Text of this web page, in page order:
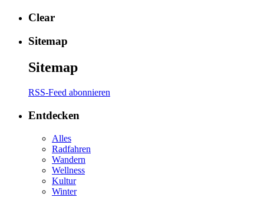
Clear
Sitemap
Sitemap
RSS-Feed abonnieren
Entdecken
Alles
Radfahren
Wandern
Wellness
Kultur
Winter